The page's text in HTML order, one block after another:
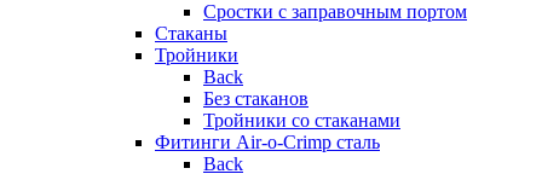
Сростки с заправочным портом
Стаканы
Тройники
Back
Без стаканов
Тройники со стаканами
Фитинги Air-o-Crimp сталь
Back